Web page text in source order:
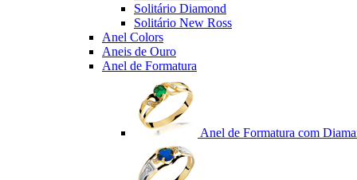
Solitário Diamond
Solitário New Ross
Anel Colors
Aneis de Ouro
Anel de Formatura
Anel de Formatura com